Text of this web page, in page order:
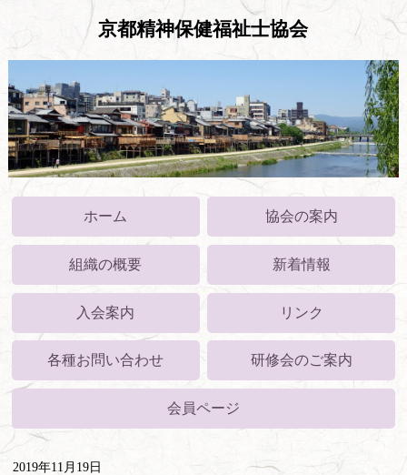
京都精神保健福祉士協会
ホーム 協会の案内
組織の概要 新着情報
入会案内 リンク
各種お問い合わせ 研修会のご案内
会員ページ
2019年11月19日